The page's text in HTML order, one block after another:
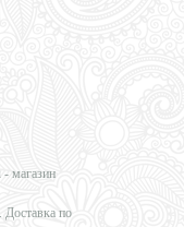
магазин
Доставка по